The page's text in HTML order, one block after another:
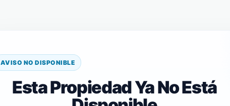
AVISO NO DISPONIBLE
Esta Propiedad Ya No Está